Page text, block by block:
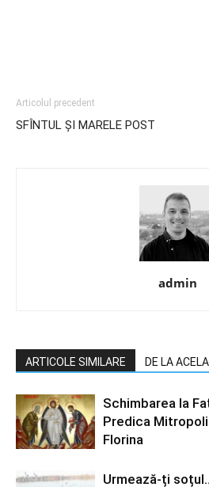
Articolul precedent
SFÎNTUL ŞI MARELE POST
admin
ARTICOLE SIMILARE DE LA
Schimbarea la
Predica
Florina
Urmează-ți